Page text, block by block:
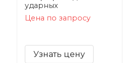
ударных
Цена по запросу
Узнать цену